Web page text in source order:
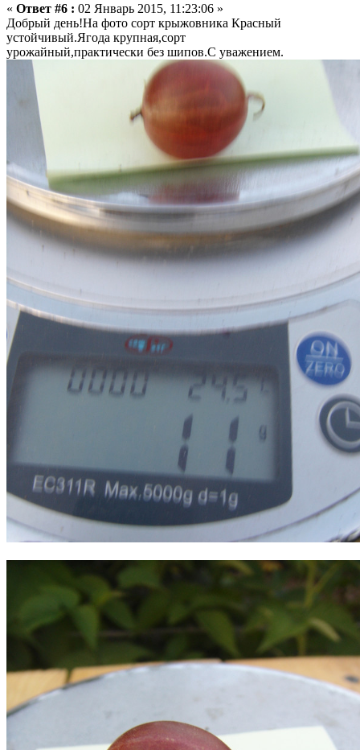
« Ответ #6 : 02 Январь 2015, 11:23:06 »
Добрый день!На фото сорт крыжовника Красный
устойчивый.Ягода крупная,сорт
урожайный,практически без шипов.С уважением.